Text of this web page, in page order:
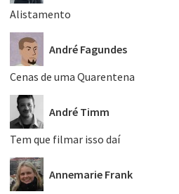
Alistamento
André Fagundes
Cenas de uma Quarentena
André Timm
Tem que filmar isso daí
Annemarie Frank